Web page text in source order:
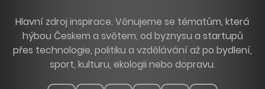
Hlavní zdroj inspirace. Věnujeme se tématům, která
hýbou Českem a světem, od byznysu a startupů
přes technologie, politiku a vzdělávání až po bydlení,
sport, kulturu, ekologii nebo dopravu.